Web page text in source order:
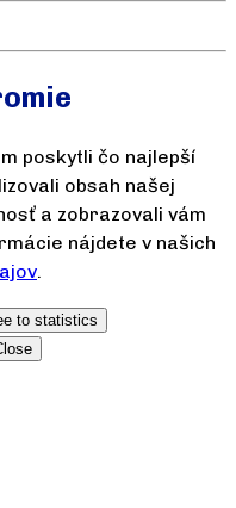
poskytli čo najlepší
obsah našej
a zobrazovali vám
nájdete v našich
.
to statistics